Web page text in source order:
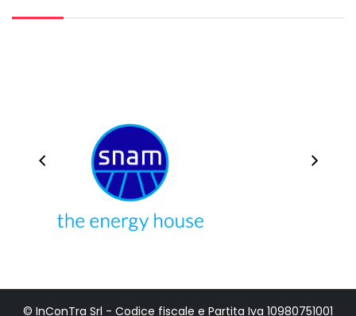
© InConTra Srl - Codice fiscale e Partita Iva 10980751001